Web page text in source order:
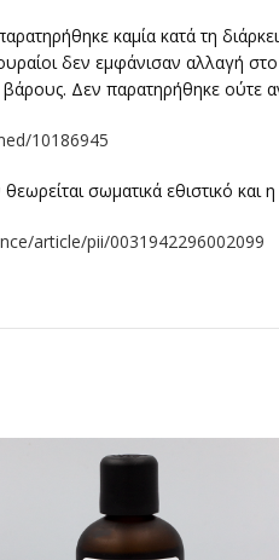
καμία κατά τη
δεν εμφάνισαν
Δεν παρατηρήθηκε ούτε
10186945
σωματικά εθιστικό
article/pii/0031942296002099